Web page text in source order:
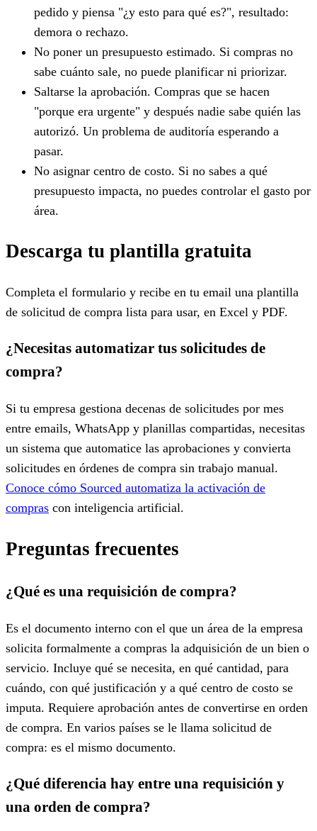
pedido y piensa "¿y esto para qué es?", resultado:
demora o rechazo.
No poner un presupuesto estimado. Si compras no
sabe cuánto sale, no puede planificar ni priorizar.
Saltarse la aprobación. Compras que se hacen
"porque era urgente" y después nadie sabe quién las
autorizó. Un problema de auditoría esperando a
pasar.
No asignar centro de costo. Si no sabes a qué
presupuesto impacta, no puedes controlar el gasto por
área.
Descarga tu plantilla gratuita
Completa el formulario y recibe en tu email una plantilla
de solicitud de compra lista para usar, en Excel y PDF.
¿Necesitas automatizar tus solicitudes de
compra?
Si tu empresa gestiona decenas de solicitudes por mes
entre emails, WhatsApp y planillas compartidas, necesitas
un sistema que automatice las aprobaciones y convierta
solicitudes en órdenes de compra sin trabajo manual.
Conoce cómo Sourced automatiza la activación de
compras con inteligencia artificial.
Preguntas frecuentes
¿Qué es una requisición de compra?
Es el documento interno con el que un área de la empresa
solicita formalmente a compras la adquisición de un bien o
servicio. Incluye qué se necesita, en qué cantidad, para
cuándo, con qué justificación y a qué centro de costo se
imputa. Requiere aprobación antes de convertirse en orden
de compra. En varios países se le llama solicitud de
compra: es el mismo documento.
¿Qué diferencia hay entre una requisición y
una orden de compra?